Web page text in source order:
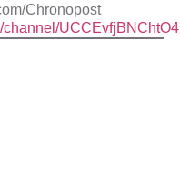
Chronopost
channel/